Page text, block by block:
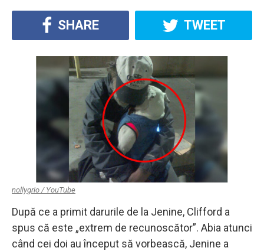
SHARE TWEET
nollygrio / YouTube
După ce a primit darurile de la Jenine, Clifford a
spus că este „extrem de recunoscător”. Abia atunci
când cei doi au început să vorbească, Jenine a